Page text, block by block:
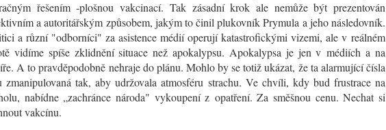
řešením -plošnou vakcinací. Tak zásadní krok ale nemůže být prezentován
a autoritářským způsobem, jakým to činil plukovník Prymula a jeho následovník.
a různí "odborníci" za asistence médií operují katastrofickými vizemi, ale v reálném
vidíme spíše zklidnění situace než apokalypsu. Apokalypsa je jen v médiích a na
A to pravděpodobně nehraje do plánu. Mohlo by se totiž ukázat, že ta alarmující čísla
zmanipulovaná tak, aby udržovala atmosféru strachu. Ve chvíli, kdy bud frustrace na
nabídne „zachránce národa" vykoupení z opatření. Za směšnou cenu. Nechat si
vakcínu.